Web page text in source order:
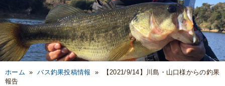
ホーム »バス釣果投稿情報 »
【2021/9/14】川島・山口様からの釣果
報告